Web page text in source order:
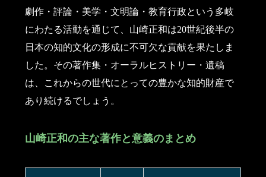
劇作・評論・美学・文明論・教育行政という多岐
にわたる活動を通じて、山崎正和は20世紀後半の
日本の知的文化の形成に不可欠な貢献を果たしま
した。その著作集・オーラルヒストリー・遺稿
は、これからの世代にとっての豊かな知的財産で
あり続けるでしょう。
山崎正和の主な著作と意義のまとめ